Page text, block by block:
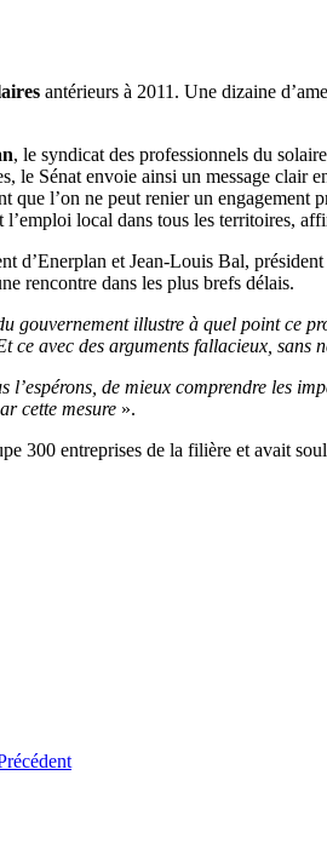
antérieurs à 2011. Une dizaine
, le syndicat des professionnels du
Sénat envoie ainsi un message clair
que l’on ne peut renier un
local dans tous les territoires,
d’Enerplan et Jean-Louis Bal,
rencontre dans les plus brefs délais.
gouvernement illustre à quel point ce
avec des arguments fallacieux, sans
l’espérons, de mieux comprendre les
cette mesure ».
300 entreprises de la filière et avait